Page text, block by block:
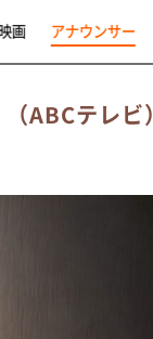
画 アナウンサー
ABCテレビ）